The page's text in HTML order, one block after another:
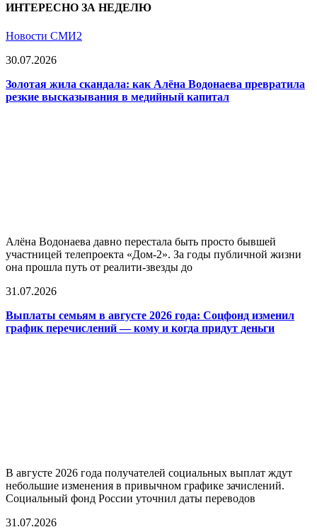
ИНТЕРЕСНО ЗА НЕДЕЛЮ
Новости СМИ2
30.07.2026
Золотая жила скандала: как Алёна Водонаева превратила
резкие высказывания в медийный капитал
Алёна Водонаева давно перестала быть просто бывшей
участницей телепроекта «Дом-2». За годы публичной жизни
она прошла путь от реалити-звезды до
31.07.2026
Выплаты семьям в августе 2026 года: Соцфонд изменил
график перечислений — кому и когда придут деньги
В августе 2026 года получателей социальных выплат ждут
небольшие изменения в привычном графике зачислений.
Социальный фонд России уточнил даты переводов
31.07.2026